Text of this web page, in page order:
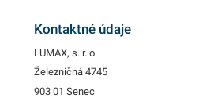
pevným BOPP zložením a
jednoduchú manipuláciu pri
Kontaktné údaje
LUMAX, s. r. o.
Železničná 4745
903 01 Senec